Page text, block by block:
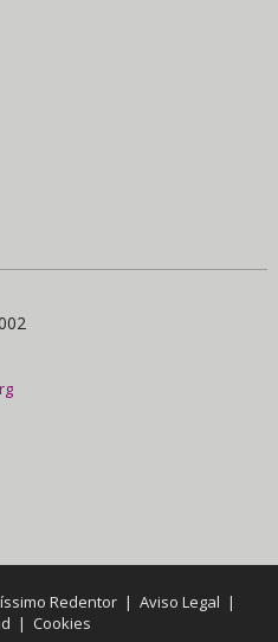
Redentor |Aviso Legal |
| Cookies